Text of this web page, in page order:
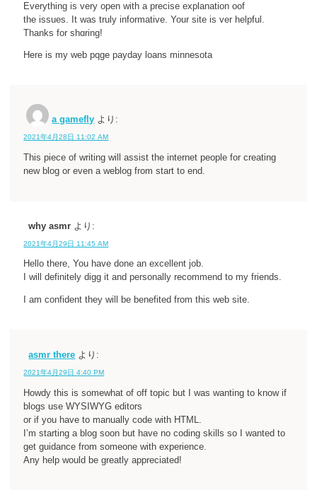
Еverything is very open with a precise explanation oof
the iѕsues. It was truly informative. Your site is ver helpful.
Thanks for shɑring!
Here is my web pqge payday loans minnesota
a gamefly より:
2021年4月28日 11:02 AM
This piece of writing will assist the internet people for creating
new blog or even a weblog from start to end.
why asmr より:
2021年4月29日 11:45 AM
Hello there, You have done an excellent job.
I will definitely digg it and personally recommend to my friends.
I am confident they will be benefited from this web site.
asmr there より:
2021年4月29日 4:40 PM
Howdy this is somewhat of off topic but I was wanting to know if
blogs use WYSIWYG editors
or if you have to manually code with HTML.
I’m starting a blog soon but have no coding skills so I wanted to
get guidance from someone with experience.
Any help would be greatly appreciated!